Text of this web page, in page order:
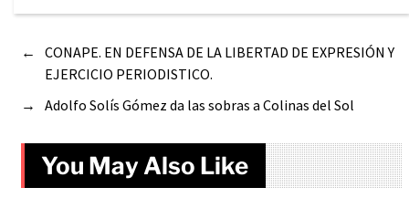
←
CONAPE. EN DEFENSA DE LA LIBERTAD DE EXPRESIÓN Y
EJERCICIO PERIODISTICO.
→
Adolfo Solís Gómez da las sobras a Colinas del Sol
You May Also Like